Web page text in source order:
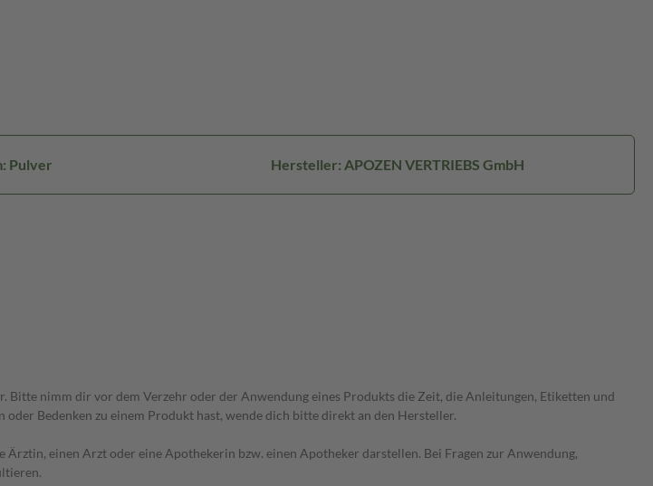
Pulver Hersteller: APOZEN VERTRIEBS GmbH
nimm dir vor dem Verzehr oder der Anwendung eines Produkts die Zeit, die Anleitungen, Etiketten und
Bedenken zu einem Produkt hast, wende dich bitte direkt an den Hersteller.
einen Arzt oder eine Apothekerin bzw. einen Apotheker darstellen. Bei Fragen zur Anwendung,